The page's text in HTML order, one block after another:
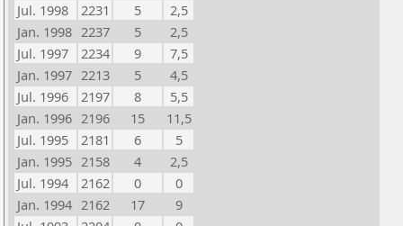
Jul. 1998
2231 5
2,5
Jan. 1998 2237 5
2,5
Jul. 1997
2234 9
7,5
Jan. 1997 2213 5
4,5
Jul. 1996
2197 8
5,5
Jan. 1996 2196 15
11,5
Jul. 1995
2181 6
5
Jan. 1995 2158 4
2,5
Jul. 1994
2162 0
0
Jan. 1994 2162 17
9